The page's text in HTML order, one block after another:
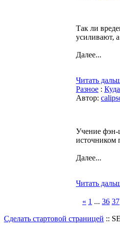
Так ли
усиливают,
Далее...
Читать
Разное :
Автор:
Учение фэн-
источником
Далее...
Читать
« 1 ... 36 37
Сделать стартовой страницей ::